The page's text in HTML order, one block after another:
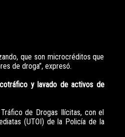
que son microcréditos que
de droga”, expresó.
y lavado de activos de
de Drogas Ilícitas, con el
(UTOI) de la Policía de la